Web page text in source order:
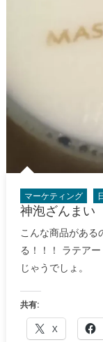
マーケティング
神泡ざんまい
こんな商品がある
る！！！ ラテア
じゃうでしょ。
共有:
X